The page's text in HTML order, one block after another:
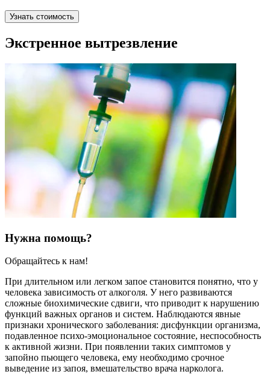
Узнать стоимость
Экстренное вытрезвление
Нужна помощь?
Обращайтесь к нам!
При длительном или легком запое становится понятно, что у
человека зависимость от алкоголя. У него развиваются
сложные биохимические сдвиги, что приводит к нарушению
функций важных органов и систем. Наблюдаются явные
признаки хронического заболевания: дисфункции организма,
подавленное психо-эмоциональное состояние, неспособность
к активной жизни. При появлении таких симптомов у
запойно пьющего человека, ему необходимо срочное
выведение из запоя, вмешательство врача нарколога.